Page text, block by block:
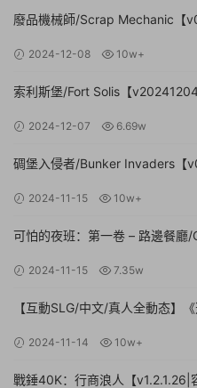
廢品機械師/Scrap Mechanic【
2024-12-08 10w+
索利斯堡/Fort Solis【
2024-12-07 6.69w
碉堡入侵者/Bunker Invaders【
2024-11-15 10w+
可怕的夜班：第一卷 – 路邊餐
2024-11-15 7.35w
【互動SLG/中文/真人全動态】
2024-11-14 10w+
戰錘40K：行商浪人【v1.2.1.26|